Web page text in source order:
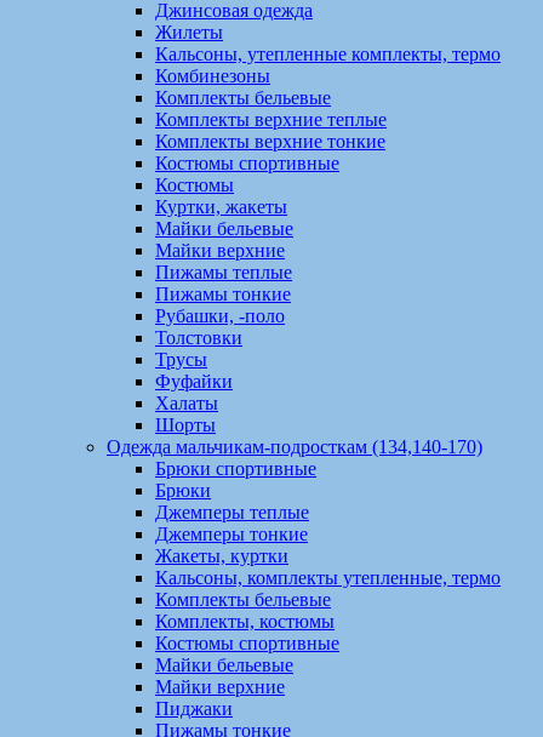
Джинсовая одежда
Жилеты
Кальсоны, утепленные комплекты, термо
Комбинезоны
Комплекты бельевые
Комплекты верхние теплые
Комплекты верхние тонкие
Костюмы спортивные
Костюмы
Куртки, жакеты
Майки бельевые
Майки верхние
Пижамы теплые
Пижамы тонкие
Рубашки, -поло
Толстовки
Трусы
Фуфайки
Халаты
Шорты
Одежда мальчикам-подросткам (134,140-170)
Брюки спортивные
Брюки
Джемперы теплые
Джемперы тонкие
Жакеты, куртки
Кальсоны, комплекты утепленные, термо
Комплекты бельевые
Комплекты, костюмы
Костюмы спортивные
Майки бельевые
Майки верхние
Пиджаки
Пижамы тонкие